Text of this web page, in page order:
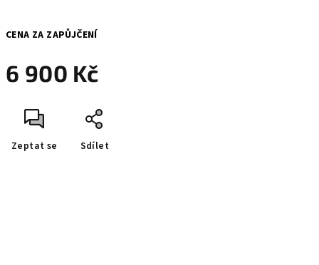
6 900 Kč
cena:
CENA ZA ZAPŮJČENÍ
Zeptat se Sdílet